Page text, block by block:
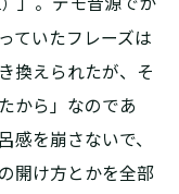
ていたフレーズは
換えられたが、そ
から」なのであ
感を崩さないで、
開け方とかを全部